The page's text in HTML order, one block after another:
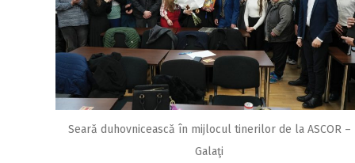
Seară duhovnicească în mijlocul tinerilor de la ASCOR –
Galaţi